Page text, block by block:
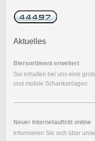
Aktuelles
Biersortiment erweitert
Sie erhalten bei uns eine
und mobile Schankanlagen.
Neuer Internetauftritt online
Informieren Sie sich über